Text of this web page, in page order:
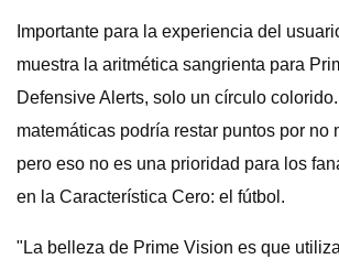
Importante para la experiencia del
muestra la aritmética sangrienta para
Defensive Alerts, solo un círculo
matemáticas podría restar puntos por no
pero eso no es una prioridad para los
en la Característica Cero: el fútbol.
"La belleza de Prime Vision es que